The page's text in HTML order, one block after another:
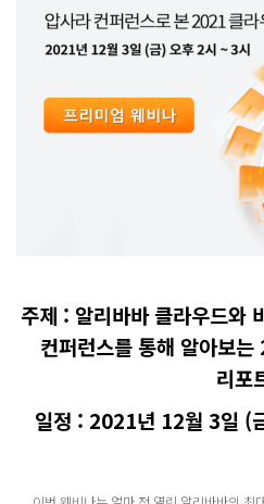
주제 : 알리바바 클라우드와
컨퍼런스를 통해 알아보
리포
일정 : 2021년 12월 3일 (